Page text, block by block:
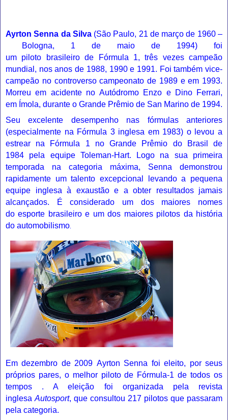
Ayrton Senna da Silva(São Paulo, 21 de março de 1960–
Bologna, 1 de maio de 1994) foi
um piloto brasileirode Fórmula 1, três vezes campeão
mundial, nos anos de 1988, 1990e 1991. Foi também vice-
campeão no controverso campeonato de 1989e em 1993.
Morreu em acidente no Autódromo Enzo e Dino Ferrari,
em Ímola, durante o Grande Prêmio de San Marino de 1994.
Seu excelente desempenho nas fórmulas anteriores
(especialmente na Fórmula 3inglesa em 1983) o levou a
estrear na Fórmula 1 noGrande Prêmio do Brasil de
1984 pela equipe Toleman-Hart. Logo na sua primeira
temporada na categoria máxima, Senna demonstrou
rapidamente um talento excepcional levando a pequena
equipe inglesa à exaustão e a obter resultados jamais
alcançados. É considerado um dos maiores nomes
doesporte brasileiro e um dos maiores pilotos da história
do automobilismo
Em dezembro de 2009 Ayrton Senna foi eleito, por seus
próprios pares, o melhor piloto de Fórmula-1 de todos os
tempos . A eleição foi organizada pela revista
inglesa Autosport, que consultou 217 pilotos que passaram
pela categoria.